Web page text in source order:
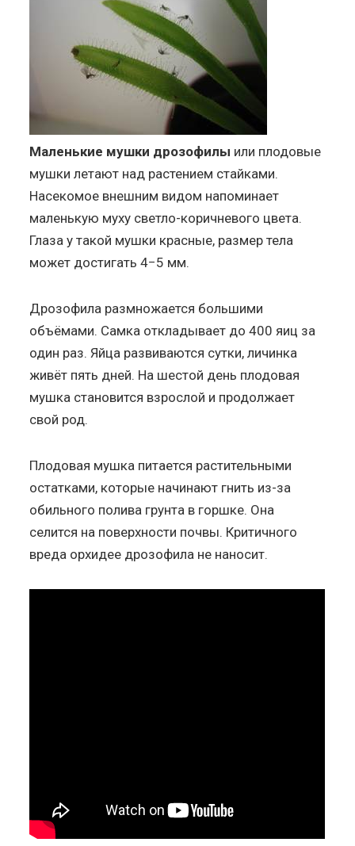
Маленькие мушки дрозофилы или плодовые
мушки летают над растением стайками.
Насекомое внешним видом напоминает
маленькую муху светло-коричневого цвета.
Глаза у такой мушки красные, размер тела
может достигать 4−5 мм.
Дрозофила размножается большими
объёмами. Самка откладывает до 400 яиц за
один раз. Яйца развиваются сутки, личинка
живёт пять дней. На шестой день плодовая
мушка становится взрослой и продолжает
свой род.
Плодовая мушка питается растительными
остатками, которые начинают гнить из-за
обильного полива грунта в горшке. Она
селится на поверхности почвы. Критичного
вреда орхидее дрозофила не наносит.